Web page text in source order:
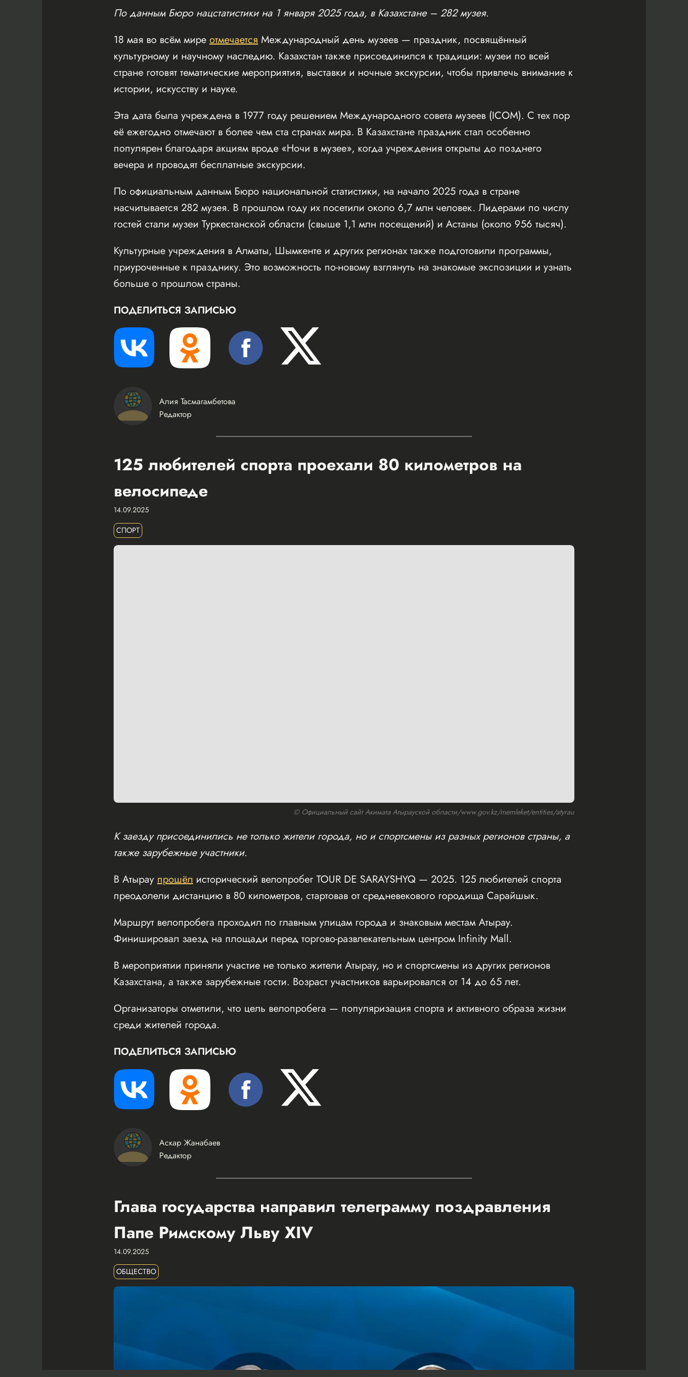
По данным Бюро нацстатистики на 1 января 2025 года, в Казахстане – 282 музея.
18 мая во всём мире отмечается Международный день музеев — праздник, посвящённый
культурному и научному наследию. Казахстан также присоединился к традиции: музеи по всей
стране готовят тематические мероприятия, выставки и ночные экскурсии, чтобы привлечь внимание к
истории, искусству и науке.
Эта дата была учреждена в 1977 году решением Международного совета музеев (ICOM). С тех пор
её ежегодно отмечают в более чем ста странах мира. В Казахстане праздник стал особенно
популярен благодаря акциям вроде «Ночи в музее», когда учреждения открыты до позднего
вечера и проводят бесплатные экскурсии.
По официальным данным Бюро национальной статистики, на начало 2025 года в стране
насчитывается 282 музея. В прошлом году их посетили около 6,7 млн человек. Лидерами по числу
гостей стали музеи Туркестанской области (свыше 1,1 млн посещений) и Астаны (около 956 тысяч).
Культурные учреждения в Алматы, Шымкенте и других регионах также подготовили программы,
приуроченные к празднику. Это возможность по-новому взглянуть на знакомые экспозиции и узнать
больше о прошлом страны.
ПОДЕЛИТЬСЯ ЗАПИСЬЮ
Алия Тасмагамбетова
Редактор
125 любителей спорта проехали 80 километров на
велосипеде
14.09.2025
СПОРТ
© Официальный сайт Акимата Атырауской области/www.gov.kz/memleket/entities/atyrau
К заезду присоединились не только жители города, но и спортсмены из разных регионов страны, а
также зарубежные участники.
В Атырау прошёл исторический велопробег TOUR DE SARAYSHYQ — 2025. 125 любителей спорта
преодолели дистанцию в 80 километров, стартовав от средневекового городища Сарайшык.
Маршрут велопробега проходил по главным улицам города и знаковым местам Атырау.
Финишировал заезд на площади перед торгово-развлекательным центром Infinity Mall.
В мероприятии приняли участие не только жители Атырау, но и спортсмены из других регионов
Казахстана, а также зарубежные гости. Возраст участников варьировался от 14 до 65 лет.
Организаторы отметили, что цель велопробега — популяризация спорта и активного образа жизни
среди жителей города.
ПОДЕЛИТЬСЯ ЗАПИСЬЮ
Аскар Жанабаев
Редактор
Глава государства направил телеграмму поздравления
Папе Римскому Льву XIV
14.09.2025
ОБЩЕСТВО